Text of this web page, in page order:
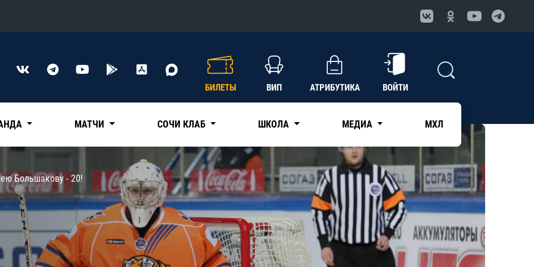
Конференция «Восток»
Трактор
Дивизион Чернышева
Авангард
Адмирал
КХЛ
БИЛЕТЫ ВИП АТРИБУТИКА ВОЙТИ
МАТЧИ СОЧИ КЛАБ ШКОЛА МЕДИА МХЛ
Большакову - 20!